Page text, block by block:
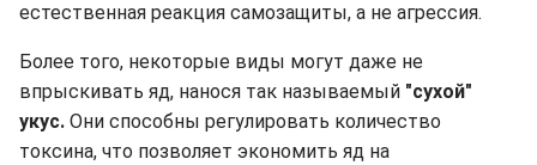
естественная реакция самозащиты, а не агрессия.
Более того, некоторые виды могут даже не
впрыскивать яд, нанося так называемый "сухой"
укус. Они способны регулировать количество
токсина, что позволяет экономить яд на